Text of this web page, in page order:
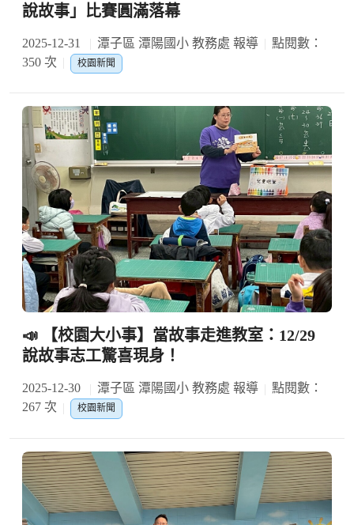
說故事」比賽圓滿落幕
2025-12-31 潭子區 潭陽國小 教務處 報導
點閱數：
350 次
校園新聞
📣 【校園大小事】當故事走進教室：12/29
說故事志工驚喜現身！
2025-12-30 潭子區 潭陽國小 教務處 報導
點閱數：
267 次
校園新聞